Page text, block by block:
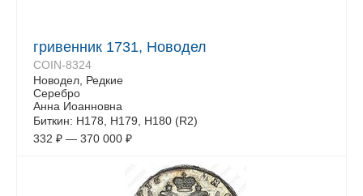
гривенник 1731, Новодел
COIN-8324
Новодел, Редкие
Серебро
Анна Иоанновна
Биткин: Н178, Н179, Н180 (R2)
332 ₽ — 370 000 ₽